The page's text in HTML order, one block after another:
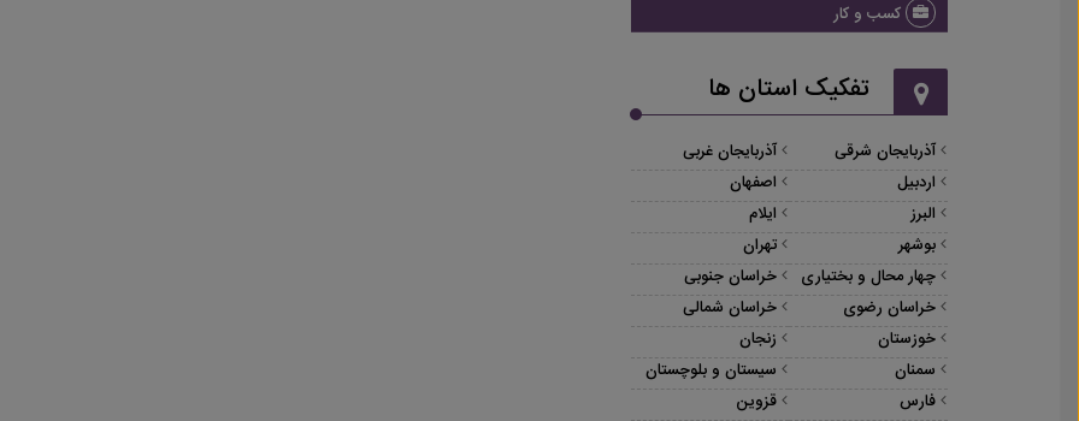
کسب و کار
تفکیک استان ها
آذربایجان شرقی
آذربایجان غربی
اردبیل
اصفهان
البرز
ایلام
بوشهر
تهران
چهار محال و بختیاری
خراسان جنوبی
خراسان رضوی
خراسان شمالی
خوزستان
زنجان
سمنان
سیستان و بلوچستان
فارس
قزوین